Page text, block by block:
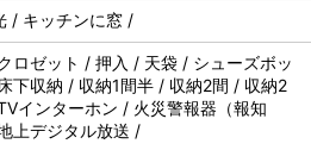
/ キッチンに窓 /
ロゼット / 押入 / 天袋 / シューズボッ
下収納 / 収納1間半 / 収納2間 / 収納2
インターホン / 火災警報器（報知
上デジタル放送 /